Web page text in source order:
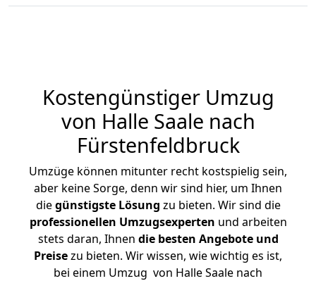
Kostengünstiger Umzug
von Halle Saale nach
Fürstenfeldbruck
Umzüge können mitunter recht kostspielig sein,
aber keine Sorge, denn wir sind hier, um Ihnen
diegünstigste Lösung zu bieten. Wir sind die
professionellen Umzugsexperten und arbeiten
stets daran, Ihnen die besten Angebote und
Preisezu bieten. Wir wissen, wie wichtig es ist,
bei einem Umzug von Halle Saale nach